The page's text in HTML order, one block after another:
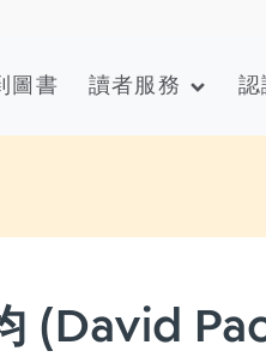
圖書 讀者服務 認
(David